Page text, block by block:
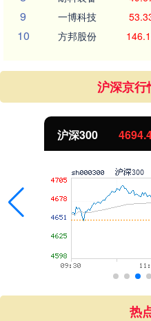
9 一博科技
10 方邦股份
沪深京行
沪深300
热